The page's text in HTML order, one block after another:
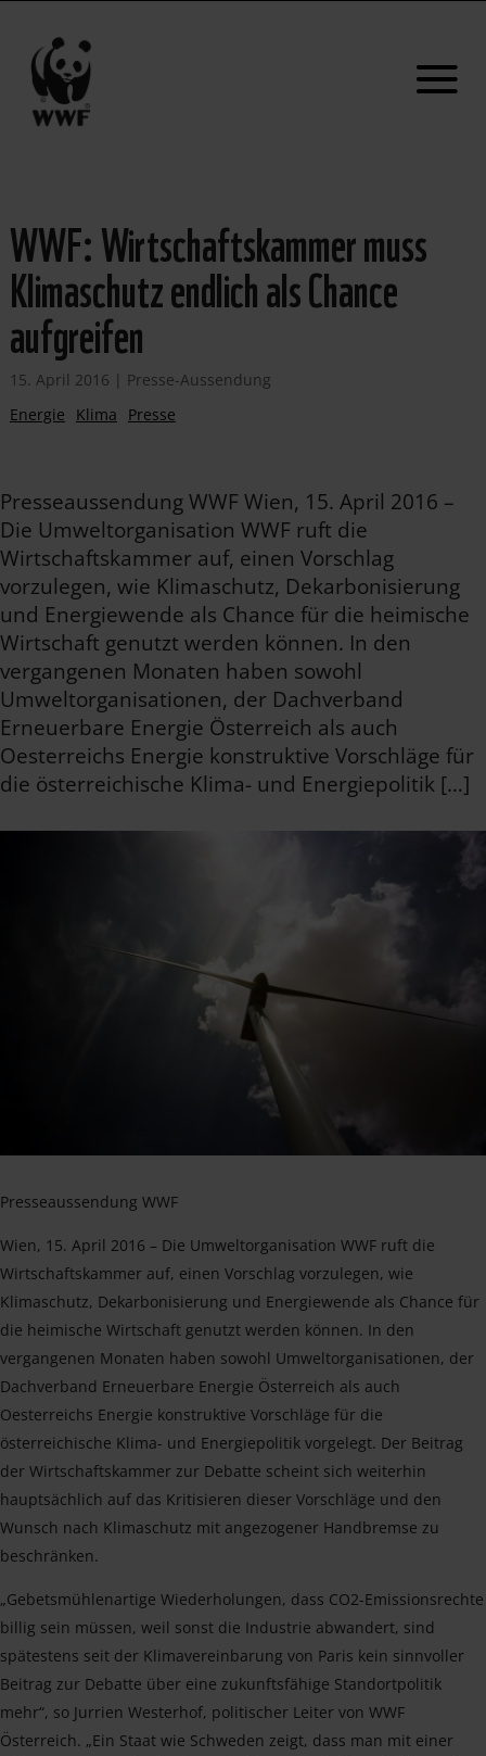
WWF: Wirtschaftskammer muss
Klimaschutz endlich als Chance
aufgreifen
15. April 2016 | Presse-Aussendung
Energie
Klima Presse
Presseaussendung WWF Wien, 15. April 2016 –
Die Umweltorganisation WWF ruft die
Wirtschaftskammer auf, einen Vorschlag
vorzulegen, wie Klimaschutz, Dekarbonisierung
und Energiewende als Chance für die heimische
Wirtschaft genutzt werden können. In den
vergangenen Monaten haben sowohl
Umweltorganisationen, der Dachverband
Erneuerbare Energie Österreich als auch
Oesterreichs Energie konstruktive Vorschläge für
die österreichische Klima- und Energiepolitik […]
Presseaussendung WWF
Wien, 15. April 2016 – Die Umweltorganisation WWF ruft die
Wirtschaftskammer auf, einen Vorschlag vorzulegen, wie
Klimaschutz, Dekarbonisierung und Energiewende als Chance für
die heimische Wirtschaft genutzt werden können. In den
vergangenen Monaten haben sowohl Umweltorganisationen, der
Dachverband Erneuerbare Energie Österreich als auch
Oesterreichs Energie konstruktive Vorschläge für die
österreichische Klima- und Energiepolitik vorgelegt. Der Beitrag
der Wirtschaftskammer zur Debatte scheint sich weiterhin
hauptsächlich auf das Kritisieren dieser Vorschläge und den
Wunsch nach Klimaschutz mit angezogener Handbremse zu
beschränken.
„Gebetsmühlenartige Wiederholungen, dass CO2-Emissionsrechte
billig sein müssen, weil sonst die Industrie abwandert, sind
spätestens seit der Klimavereinbarung von Paris kein sinnvoller
Beitrag zur Debatte über eine zukunftsfähige Standortpolitik
mehr“, so Jurrien Westerhof, politischer Leiter von WWF
Österreich. „Ein Staat wie Schweden zeigt, dass man mit einer